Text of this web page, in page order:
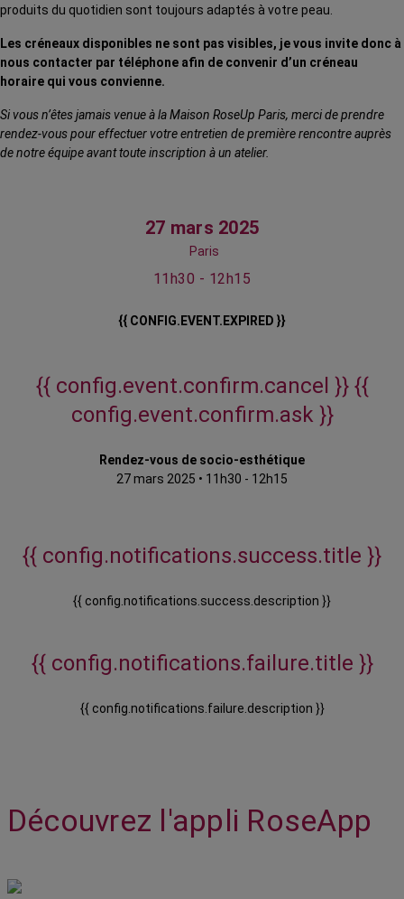
produits du quotidien sont toujours adaptés à votre peau.
Les créneaux disponibles ne sont pas visibles, je vous invite donc à
nous contacter par téléphone afin de convenir d’un créneau
horaire qui vous convienne.
Si vous n’êtes jamais venue à la Maison RoseUp Paris, merci de prendre
rendez-vous pour effectuer votre entretien de première rencontre auprès
de notre équipe avant toute inscription à un atelier.
27 mars 2025
Paris
11h30 - 12h15
{{ CONFIG.EVENT.EXPIRED }}
{{ config.event.confirm.cancel }} {{
config.event.confirm.ask }}
Rendez-vous de socio-esthétique
27 mars 2025 • 11h30 - 12h15
{{ config.notifications.success.title }}
{{ config.notifications.success.description }}
{{ config.notifications.failure.title }}
{{ config.notifications.failure.description }}
Découvrez l'appli RoseApp